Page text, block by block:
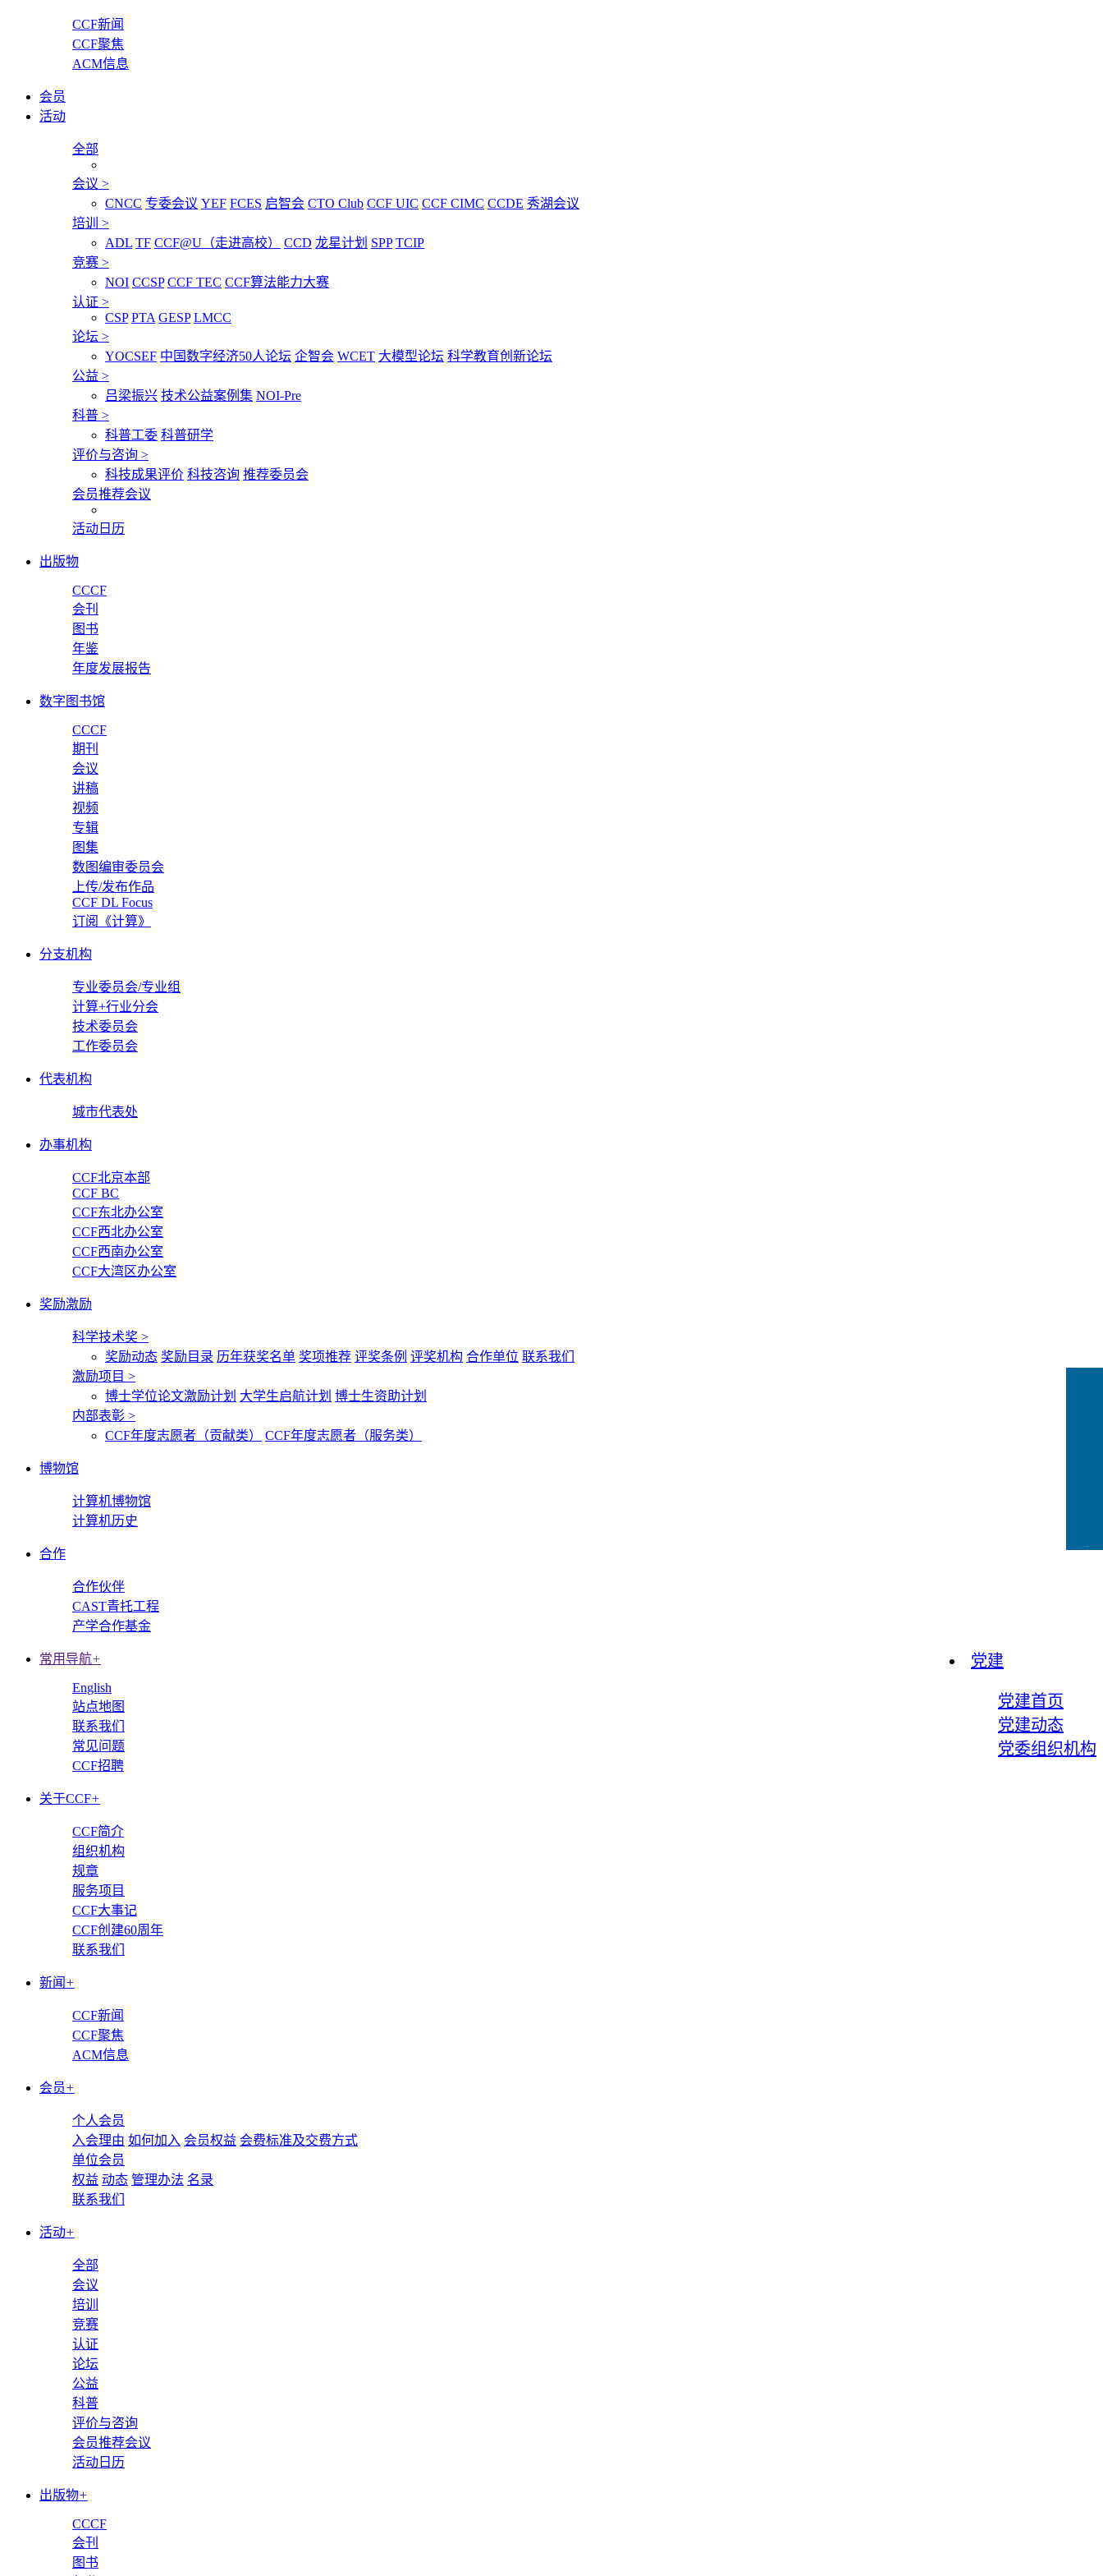
CCF新闻
CCF聚焦
ACM信息
会员
活动
全部
会议 >
CNCC 专委会议 YEF FCES 启智会 CTO Club CCF UIC CCF CIMC CCDE 秀湖会议
培训 >
ADL TF CCF@U（走进高校） CCD 龙星计划 SPP TCIP
竞赛 >
NOI CCSP CCF TEC CCF算法能力大赛
认证 >
CSP PTA GESP LMCC
论坛 >
YOCSEF 中国数字经济50人论坛 企智会 WCET 大模型论坛 科学教育创新论坛
公益 >
吕梁振兴 技术公益案例集 NOI-Pre
科普 >
科普工委 科普研学
评价与咨询 >
科技成果评价 科技咨询 推荐委员会
会员推荐会议
活动日历
出版物
CCCF
会刊
图书
年鉴
年度发展报告
数字图书馆
CCCF
期刊
会议
讲稿
视频
专辑
图集
数图编审委员会
上传/发布作品
CCF DL Focus
订阅《计算》
分支机构
专业委员会/专业组
计算+行业分会
技术委员会
工作委员会
代表机构
城市代表处
办事机构
CCF北京本部
CCF BC
CCF东北办公室
CCF西北办公室
CCF西南办公室
CCF大湾区办公室
奖励激励
科学技术奖 >
奖励动态 奖励目录 历年获奖名单 奖项推荐 评奖条例 评奖机构 合作单位 联系我们
激励项目 >
博士学位论文激励计划 大学生启航计划 博士生资助计划
内部表彰 >
CCF年度志愿者（贡献类）
CCF年度志愿者（服务类）
博物馆
计算机博物馆
计算机历史
合作
合作伙伴
CAST青托工程
产学合作基金
党建
党建首页
党建动态
党委组织机构
常用导航+
English
站点地图
联系我们
常见问题
CCF招聘
关于CCF+
CCF简介
组织机构
规章
服务项目
CCF大事记
CCF创建60周年
联系我们
新闻 +
CCF新闻
CCF聚焦
ACM信息
会员+
个人会员
入会理由 如何加入 会员权益 会费标准及交费方式
单位会员
权益 动态 管理办法 名录
联系我们
活动+
全部
会议
培训
竞赛
认证
论坛
公益
科普
评价与咨询
会员推荐会议
活动日历
出版物+
CCCF
会刊
图书